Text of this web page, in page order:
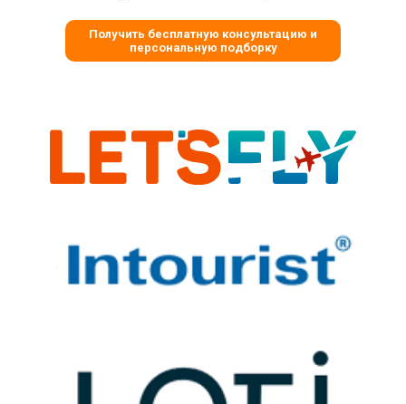
Получить бесплатную консультацию и
персональную подборку